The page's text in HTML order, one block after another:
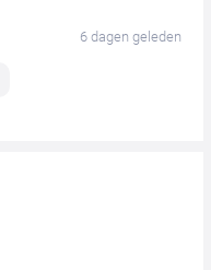
6 dagen geleden